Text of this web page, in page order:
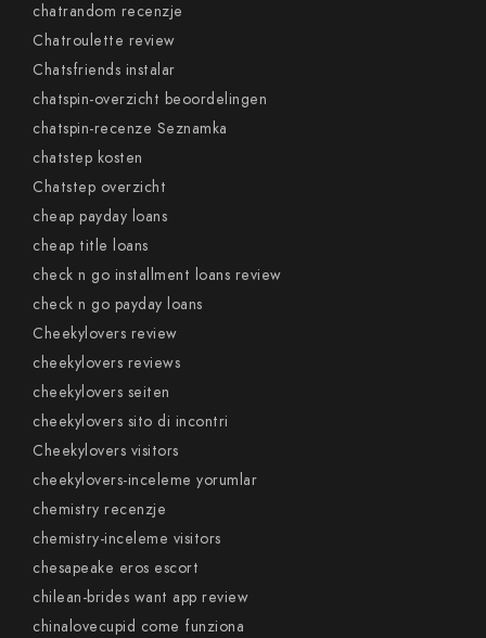
chatrandom recenzje
Chatroulette review
Chatsfriends instalar
chatspin-overzicht beoordelingen
chatspin-recenze Seznamka
chatstep kosten
Chatstep overzicht
cheap payday loans
cheap title loans
check n go installment loans review
check n go payday loans
Cheekylovers review
cheekylovers reviews
cheekylovers seiten
cheekylovers sito di incontri
Cheekylovers visitors
cheekylovers-inceleme yorumlar
chemistry recenzje
chemistry-inceleme visitors
chesapeake eros escort
chilean-brides want app review
chinalovecupid come funziona